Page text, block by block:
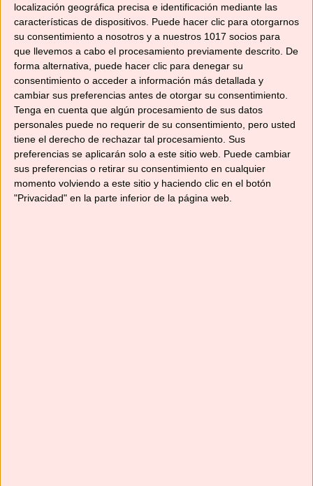
localización geográfica precisa e identificación mediante las
características de dispositivos. Puede hacer clic para otorgarnos
su consentimiento a nosotros y a nuestros 1017 socios para
que llevemos a cabo el procesamiento previamente descrito. De
forma alternativa, puede hacer clic para denegar su
consentimiento o acceder a información más detallada y
cambiar sus preferencias antes de otorgar su consentimiento.
Tenga en cuenta que algún procesamiento de sus datos
personales puede no requerir de su consentimiento, pero usted
tiene el derecho de rechazar tal procesamiento. Sus
preferencias se aplicarán solo a este sitio web. Puede cambiar
sus preferencias o retirar su consentimiento en cualquier
momento volviendo a este sitio y haciendo clic en el botón
"Privacidad" en la parte inferior de la página web.
correo
electrónico
Suscribir
YouTube